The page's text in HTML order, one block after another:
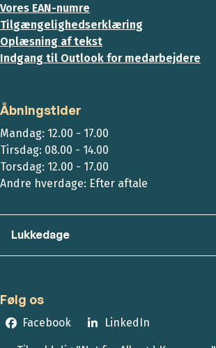
Vores EAN-numre
Tilgængelighedserklæring
Oplæsning af tekst
Indgang til Outlook for medarbejdere
Åbningstider
Mandag: 12.00 - 17.00
Tirsdag: 08.00 - 14.00
Torsdag: 12.00 - 17.00
Andre hverdage: Efter aftale
Lukkedage
Følg os
Facebook LinkedIn